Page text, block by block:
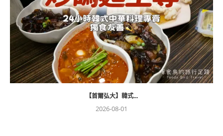
【首爾弘大】韓式...
2026-08-01